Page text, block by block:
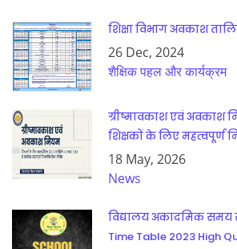
शिक्षा विभाग अवकाश
26 Dec, 2024
शैक्षिक पहल और कार्यक्रम
ग्रीष्मावकाश एवं अवकाश
शिक्षकों के लिए महत्वपूर्ण
18 May, 2026
News
विद्यालय अकादमिक समय
Time Table 2023 High